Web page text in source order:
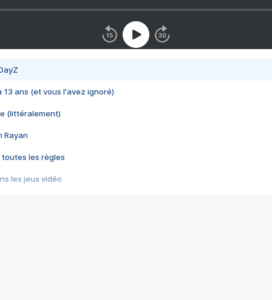
13 ans (et vous l'avez ignoré)
(littéralement)
Rayan
toutes les règles
les jeux vidéo